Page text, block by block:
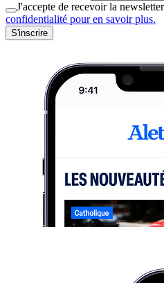
J'accepte de recevoir la
confidentialité pour en savoir plus.
S'inscrire